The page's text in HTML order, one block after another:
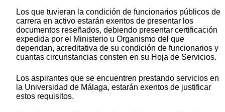
Los que tuvieran la condición de funcionarios públicos de
carrera en activo estarán exentos de presentar los
documentos reseñados, debiendo presentar certificación
expedida por el Ministerio u Organismo del que
dependan, acreditativa de su condición de funcionarios y
cuantas circunstancias consten en su Hoja de Servicios.
Los aspirantes que se encuentren prestando servicios en
la Universidad de Málaga, estarán exentos de justificar
estos requisitos.